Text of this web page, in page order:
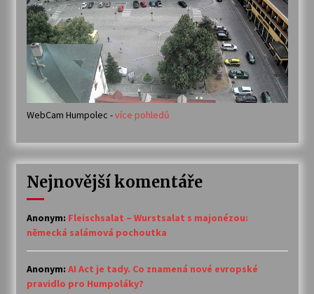
WebCam Humpolec -více pohledů
Nejnovější komentáře
Anonym: Fleischsalat – Wurstsalat s majonézou:
německá salámová pochoutka
Anonym: AI Act je tady. Co znamená nové evropské
pravidlo pro Humpoláky?